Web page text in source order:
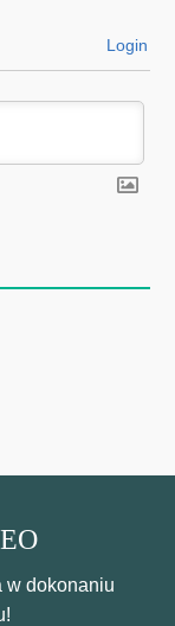
Login
w dokonaniu